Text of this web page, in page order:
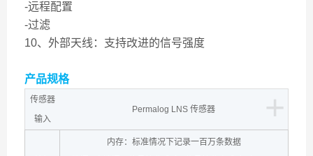
-远程配置
-过滤
10、外部天线：支持改进的信号强度
产品规格
+
传感器
输入
Permalog LNS 传感器
内存：标准情况下记录一百万条数据